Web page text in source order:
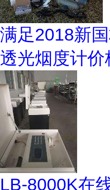
满足2018新
透光烟度计价
LB-8000K在